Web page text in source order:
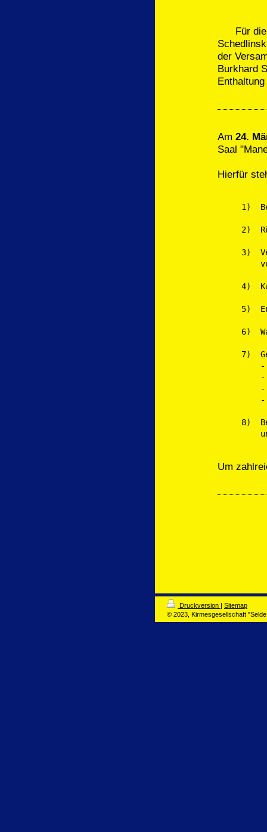
Für die
der
Burkhard
Am 24.
Saal
Hierfür
1)
2)
3)
4)
5)
6)
7)
8)
Um
Druckversion | Sitemap
© 2023, Kirmesgesellschaft